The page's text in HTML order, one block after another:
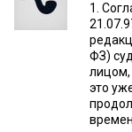
1.
ФЗ)
лицом,
это